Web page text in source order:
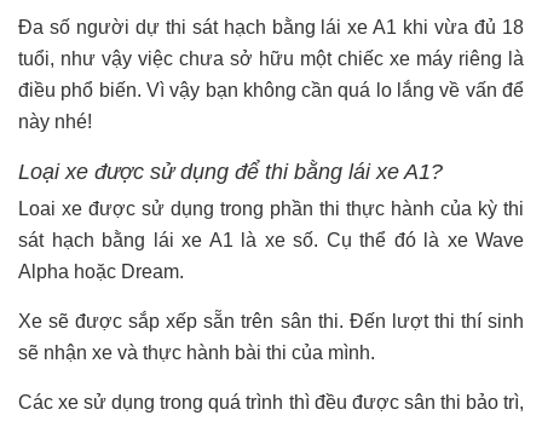
Đa số người dự thi sát hạch bằng lái xe A1 khi vừa đủ 18
tuổi, như vậy việc chưa sở hữu một chiếc xe máy riêng là
điều phổ biến. Vì vậy bạn không cần quá lo lắng về vấn để
này nhé!
Loại xe được sử dụng để thi bằng lái xe A1?
Loai xe được sử dụng trong phần thi thực hành của kỳ thi
sát hạch bằng lái xe A1 là xe số. Cụ thể đó là xe Wave
Alpha hoặc Dream.
Xe sẽ được sắp xếp sẵn trên sân thi. Đến lượt thi thí sinh
sẽ nhận xe và thực hành bài thi của mình.
Các xe sử dụng trong quá trình thì đều được sân thi bảo trì,